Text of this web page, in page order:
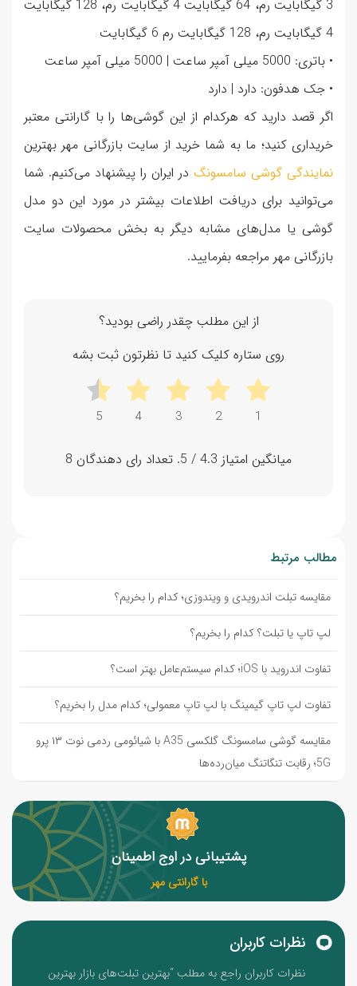
3 گیگابایت رم، 64 گیگابایت 4 گیگابایت رم، 128 گیگابایت
4 گیگابایت رم، 128 گیگابایت رم 6 گیگابایت
• باتری: 5000 میلی آمپر ساعت | 5000 میلی آمپر ساعت
• جک هدفون: دارد | دارد
اگر قصد دارید که هرکدام از این گوشی‌ها را با گارانتی معتبر
خریداری کنید؛ ما به شما خرید از سایت بازرگانی مهر بهترین
نمایندگی گوشی سامسونگ در ایران را پیشنهاد می‌کنیم. شما
می‌توانید برای دریافت اطلاعات بیشتر در مورد این دو مدل
گوشی یا مدل‌های مشابه دیگر به بخش محصولات سایت
بازرگانی مهر مراجعه بفرمایید.
از این مطلب چقدر راضی بودید؟
روی ستاره کلیک کنید تا نظرتون ثبت بشه
میانگین امتیاز 4.3 / 5. تعداد رای دهندگان 8
مطالب مرتبط
مقایسه تبلت اندرویدی و ویندوزی؛ کدام را بخریم؟
لپ تاپ یا تبلت؟ کدام را بخریم؟
تفاوت اندروید با iOS؛ کدام سیستم‌عامل بهتر است؟
تفاوت لپ تاپ گیمینگ با لپ تاپ معمولی؛ کدام مدل را بخریم؟
مقایسه گوشی سامسونگ گلکسی A35 با شیائومی ردمی نوت ۱۳ پرو
5G؛ رقابت تنگاتنگ میان‌رده‌ها
پشتیبانی در اوج اطمینان
با گارانتی مهر
نظرات کاربران
نظرات کاربران راجع به مطلب “بهترین تبلت‌های بازار بهترین